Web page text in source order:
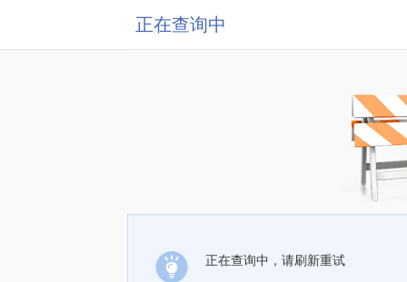
正在查询中
正在查询中，请刷新重试